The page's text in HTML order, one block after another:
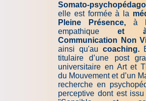
Somato-
elle est formée à la
Pleine
Présence, à
empathique et
Communication Non
ainsi qu'au coaching.
titulaire d’une post
universitaire en Art et
du Mouvement et d’un
recherche en
perceptive dont est